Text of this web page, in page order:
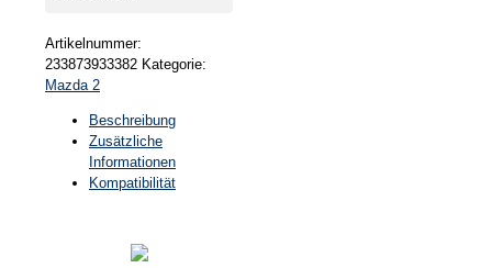
Artikelnummer:
233873933382 Kategorie:
Mazda 2
Beschreibung
Zusätzliche
Informationen
Kompatibilität